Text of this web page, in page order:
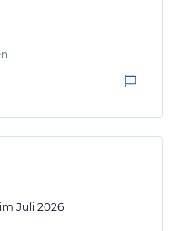
Tag frisch.
ebenso.
um welche Zeit.
entsprechend
noch mehr.
Juli 2026